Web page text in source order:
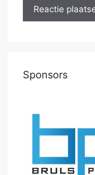
Sponsors